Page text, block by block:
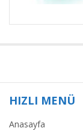
HIZLI MENÜ
Anasayfa